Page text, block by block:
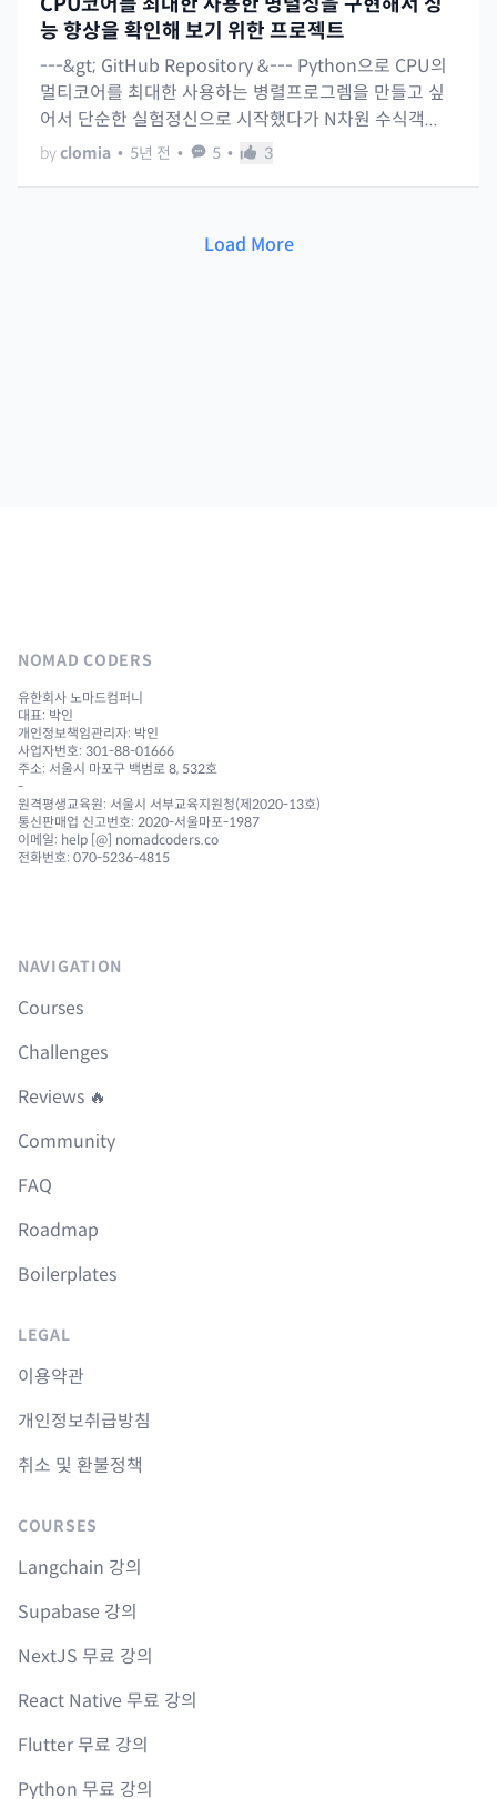
능 향상을 확인해 보기 위한 프로젝트
---&gt; GitHub Repository &--- Python으로 CPU의
멀티코어를 최대한 사용하는 병렬프로그렘을 만들고 싶
어서 단순한 실험정신으로 시작했다가 N차원 수식객...
byclomia • 5년 전 • 5 • 3
Load More
NOMAD CODERS
유한회사 노마드컴퍼니
대표: 박인
개인정보책임관리자: 박인
사업자번호: 301-88-01666
주소: 서울시 마포구 백범로 8, 532호
-
원격평생교육원: 서울시 서부교육지원청(제2020-13호)
통신판매업 신고번호: 2020-서울마포-1987
이메일: help [@] nomadcoders.co
전화번호: 070-5236-4815
NAVIGATION
Courses
Challenges
Reviews 🔥
Community
FAQ
Roadmap
Boilerplates
LEGAL
이용약관
개인정보취급방침
취소 및 환불정책
COURSES
Langchain 강의
Supabase 강의
NextJS 무료 강의
React Native 무료 강의
Flutter 무료 강의
Python 무료 강의